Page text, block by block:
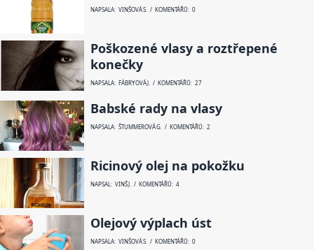
NAPSALA: VINŠOVÁ S. / KOMENTÁŘŮ: 0
Poškozené vlasy a roztřepené
konečky
NAPSALA: FÁBRYOVÁ J. / KOMENTÁŘŮ: 27
Babské rady na vlasy
NAPSALA: ŠTUMMEROVÁ G. / KOMENTÁŘŮ: 2
Ricinový olej na pokožku
NAPSAL: VINŠ J. / KOMENTÁŘŮ: 4
Olejový výplach úst
NAPSALA: VINŠOVÁ S. / KOMENTÁŘŮ: 0